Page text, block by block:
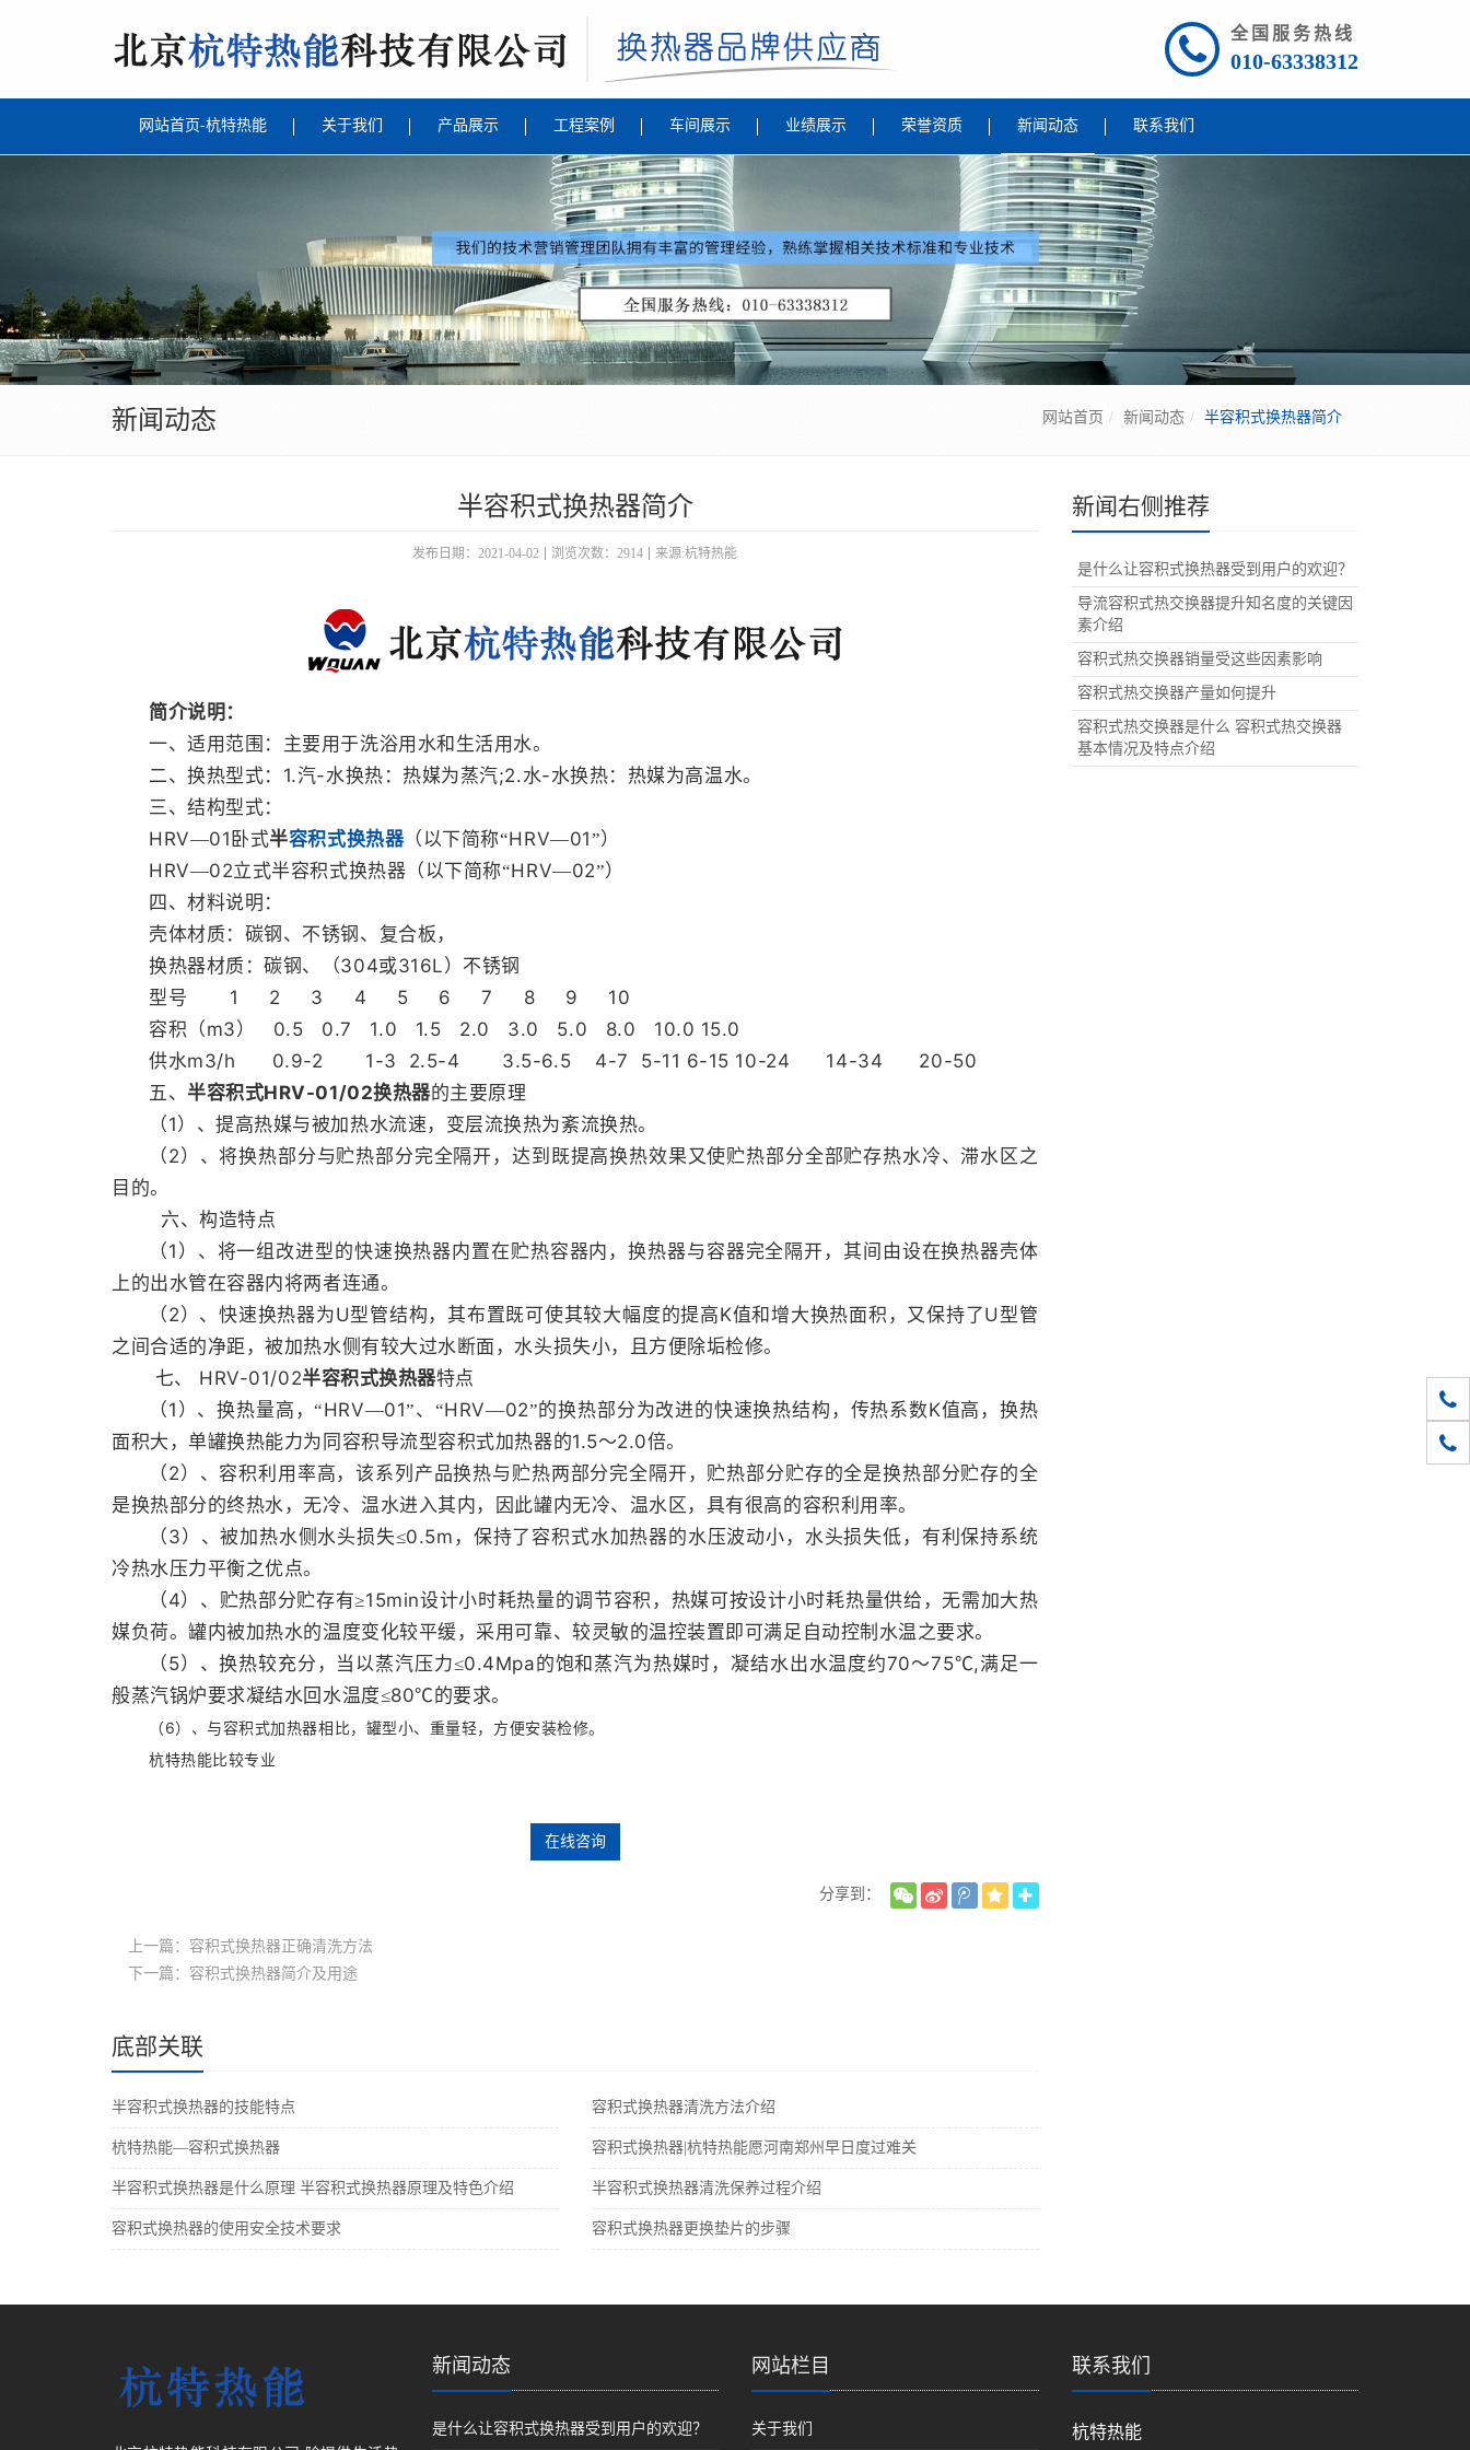
全国服务热线
010-63338312
网站首页-杭特热能 关于我们 产品展示 工程案例 车间展示 业绩展示 荣誉资质 新闻动态 联系我们
新闻动态 网站首页 新闻动态 半容积式换热器简介
半容积式换热器简介
发布日期：2021-04-02 浏览次数：2914 来源:杭特热能
简介说明：
一、适用范围：主要用于洗浴用水和生活用水。
二、换热型式： 1.汽-水换热：热媒为蒸汽;2.水-水换热：热媒为高温水。
三、结构型式：
HRV—01 卧式半容积式换热器（以下简称“HRV—01”）
HRV—02立式半容积式换热器（以下简称“HRV—02”）
四、材料说明：
壳体材质：碳钢、不锈钢、复合板，
换热器材质：碳钢、（304或316L）不锈钢
型号 1 2 3 4 5 6 7 8 9 10
容积（m3） 0.5 0.7 1.0 1.5 2.0 3.0 5.0 8.0 10.0 15.0
供水m3/h 0.9-2 1-3 2.5-4 3.5-6.5 4-7 5-11 6-15 10-24 14-34 20-50
五、 半容积式HRV-01/02换热器的主要原理
（1）、提高热媒与被加热水流速，变层流换热为紊流换热。
（2）、将换热部分与贮热部分完全隔开，达到既提高换热效果又使贮热部分全部贮存热水冷、滞水区之
目的。
六、构造特点
（1 ）、将一组改进型的快速换热器内置在贮热容器内，换热器与容器完全隔开，其间由设在换热器壳体
上的出水管在容器内将两者连通。
（2）、快速换热器为U型管结构，其布置既可使其较大幅度的提高K值和增大换热面积，又保持了U 型管
之间合适的净距，被加热水侧有较大过水断面，水头损失小，且方便除垢检修。
七、
HRV-01/02半容积式换热器特点
（1 ）、换热量高，“HRV—01”、“HRV—02”的换热部分为改进的快速换热结构，传热系数K值高，换热
面积大，单罐换热能力为同容积导流型容积式加热器的1.5～2.0倍。
（2）、容积利用率高，该系列产品换热与贮热两部分完全隔开，贮热部分贮存的全是换热部分贮存的全
是换热部分的终热水，无冷、温水进入其内，因此罐内无冷、温水区，具有很高的容积利用率。
（3）、被加热水侧水头损失≤0.5m ，保持了容积式水加热器的水压波动小，水头损失低，有利保持系统
冷热水压力平衡之优点。
（4）、贮热部分贮存有≥15min设计小时耗热量的调节容积，热媒可按设计小时耗热量供给，无需加大热
媒负荷。罐内被加热水的温度变化较平缓，采用可靠、较灵敏的温控装置即可满足自动控制水温之要求。
（5）、换热较充分，当以蒸汽压力≤0.4Mpa的饱和蒸汽为热媒时，凝结水出水温度约70～75℃,满足一
般蒸汽锅炉要求凝结水回水温度≤80℃的要求。
（ 6）、与容积式加热器相比，罐型小、重量轻，方便安装检修。
杭特热能比较专业
在线咨询
分享到：
上一篇：容积式换热器正确清洗方法
下一篇：容积式换热器简介及用途
底部关联
半容积式换热器的技能特点 容积式换热器清洗方法介绍
杭特热能—容积式换热器 容积式换热器|杭特热能愿河南郑州早日度过难关
半容积式换热器是什么原理 半容积式换热器原理及特色介绍 半容积式换热器清洗保养过程介绍
容积式换热器的使用安全技术要求 容积式换热器更换垫片的步骤
新闻右侧推荐
是什么让容积式换热器受到用户的欢迎？
导流容积式热交换器提升知名度的关键因
素介绍
容积式热交换器销量受这些因素影响
容积式热交换器产量如何提升
容积式热交换器是什么 容积式热交换器
基本情况及特点介绍
新闻动态
是什么让容积式换热器受到用户的欢迎？
网站栏目
关于我们
联系我们
杭特热能